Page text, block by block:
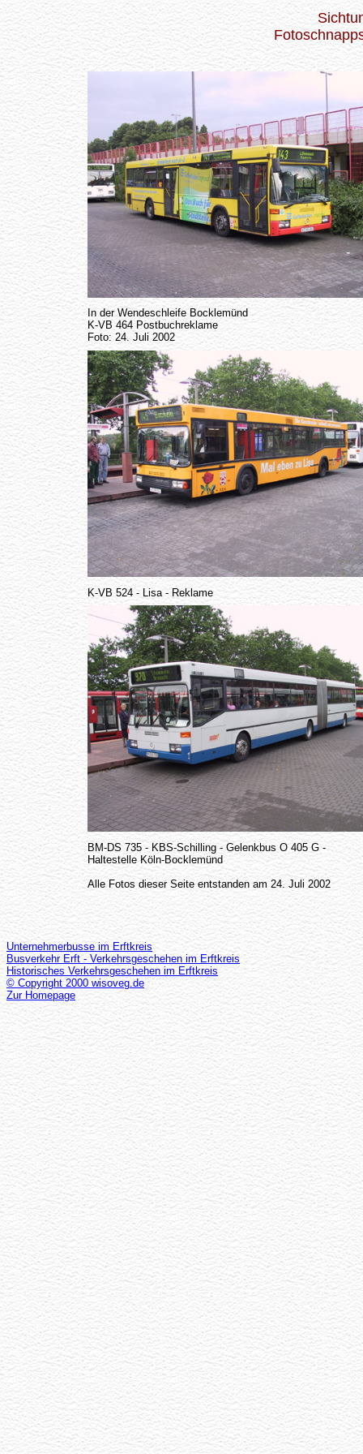
In der Wendeschleife Bocklemünd
K-VB 464 Postbuchreklame
Foto: 24. Juli 2002
K-VB 524 - Lisa - Reklame
BM-DS 735 - KBS-Schilling - Gelenkbus O 405 G -
Haltestelle Köln-Bocklemünd
Alle Fotos dieser Seite entstanden am 24. Juli 2002
Unternehmerbusse im Erftkreis
Busverkehr Erft - Verkehrsgeschehen im Erftkreis
Historisches Verkehrsgeschehen im Erftkreis
© Copyright 2000 wisoveg.de
Zur Homepage